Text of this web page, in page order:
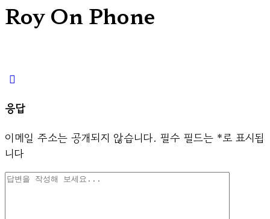
Roy On Phone
응답
이메일 주소는 공개되지 않습니다. 필수 필드는 *로 표시됩
니다